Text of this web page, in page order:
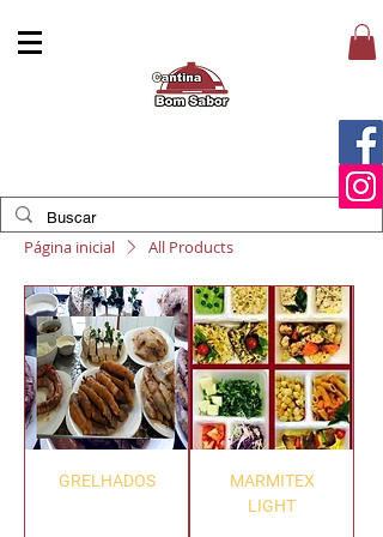
Página inicial All Products
GRELHADOS
MARMITEX
LIGHT